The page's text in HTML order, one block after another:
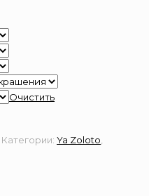
Очистить
Категории: Ya Zoloto